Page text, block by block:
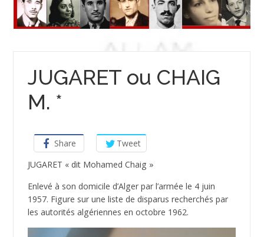
JUGARET ou CHAIG
M. *
Share
Tweet
JUGARET « dit Mohamed Chaig »
Enlevé à son domicile d’Alger par l’armée le 4 juin
1957. Figure sur une liste de disparus recherchés par
les autorités algériennes en octobre 1962.